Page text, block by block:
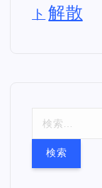
ト 解散